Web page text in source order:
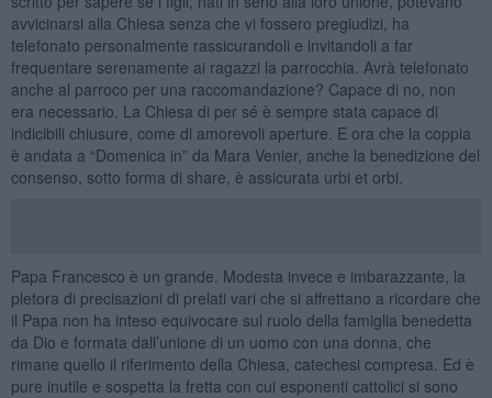
avvicinarsi alla Chiesa senza che vi fossero pregiudizi, ha
telefonato personalmente rassicurandoli e invitandoli a far
frequentare serenamente ai ragazzi la parrocchia. Avrà telefonato
anche al parroco per una raccomandazione? Capace di no, non
era necessario. La Chiesa di per sé è sempre stata capace di
indicibili chiusure, come di amorevoli aperture. E ora che la coppia
è andata a “Domenica in” da Mara Venier, anche la benedizione del
consenso, sotto forma di share, è assicurata urbi et orbi.
Papa Francesco è un grande. Modesta invece e imbarazzante, la
pletora di precisazioni di prelati vari che si affrettano a ricordare che
il Papa non ha inteso equivocare sul ruolo della famiglia benedetta
da Dio e formata dall’unione di un uomo con una donna, che
rimane quello il riferimento della Chiesa, catechesi compresa. Ed è
pure inutile e sospetta la fretta con cui esponenti cattolici si sono